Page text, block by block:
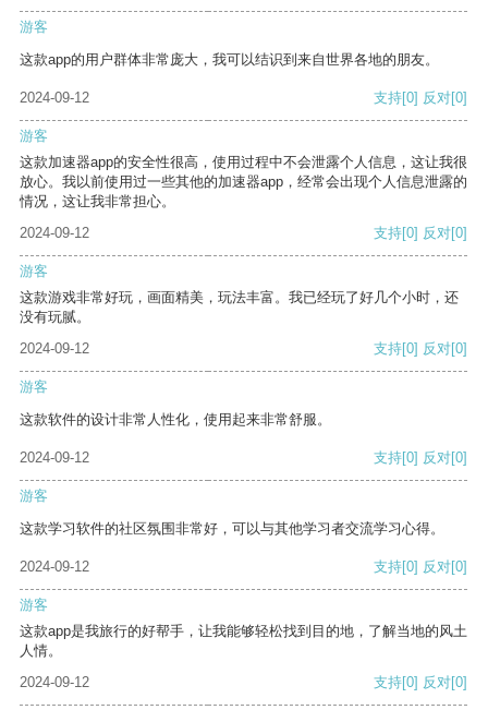
游客
这款app的用户群体非常庞大，我可以结识到来自世界各地的朋友。
2024-09-12 支持[0] 反对[0]
游客
这款加速器app的安全性很高，使用过程中不会泄露个人信息，这让我很
放心。我以前使用过一些其他的加速器app，经常会出现个人信息泄露的
情况，这让我非常担心。
2024-09-12
支持[0] 反对[0]
游客
这款游戏非常好玩，画面精美，玩法丰富。我已经玩了好几个小时，还
没有玩腻。
2024-09-12
支持[0] 反对[0]
游客
这款软件的设计非常人性化，使用起来非常舒服。
2024-09-12 支持[0] 反对[0]
游客
这款学习软件的社区氛围非常好，可以与其他学习者交流学习心得。
2024-09-12 支持[0] 反对[0]
游客
这款app是我旅行的好帮手，让我能够轻松找到目的地，了解当地的风土
人情。
2024-09-12
支持[0] 反对[0]